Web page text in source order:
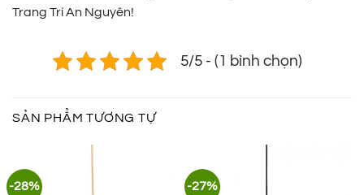
Trang Trí An Nguyên!
5/5 - (1 bình chọn)
SẢN PHẨM TƯƠNG TỰ
-28% -27%